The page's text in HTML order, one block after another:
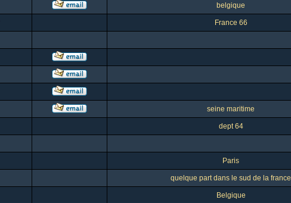
belgique
France 66
seine maritime
dept 64
Paris
quelque part dans le sud de la france
Belgique